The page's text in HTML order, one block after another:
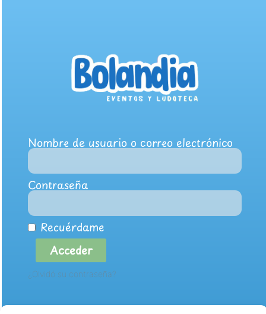
Nombre de usuario o correo electrónico
Contraseña
Recuérdame
Acceder
¿Olvidó su contraseña?